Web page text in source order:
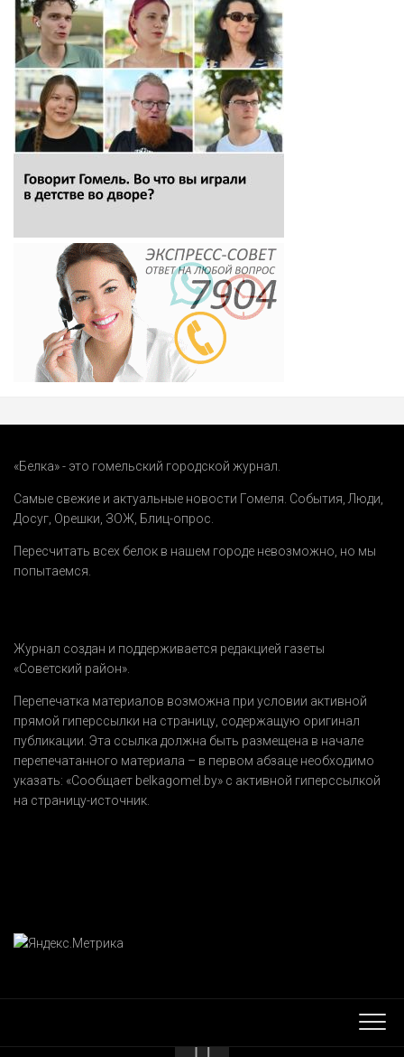
«Белка» - это гомельский городской журнал.
Самые свежие и актуальные новости Гомеля. События Люди
Досуг Орешки ЗОЖ Блиц-опрос
Пересчитать всех белок в нашем городе невозможно, но мы
попытаемся.
Журнал создан и поддерживается редакцией газеты
«Советский район».
Перепечатка материалов возможна при условии активной
прямой гиперссылки на страницу, содержащую оригинал
публикации. Эта ссылка должна быть размещена в начале
перепечатанного материала – в первом абзаце необходимо
указать: «Сообщает belkagomel.by» с активной гиперссылкой
на страницу-источник.